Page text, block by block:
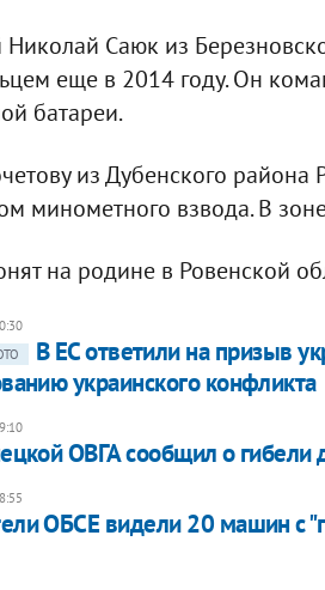
Николай Саюк из
еще в 2014 году. Он
батареи.
из Дубенского
минометного взвода. В
на родине в Ровенской
В ЕС ответили на призыв
украинского конфликта
ОВГА сообщил о гибели
ОБСЕ видели 20 машин с